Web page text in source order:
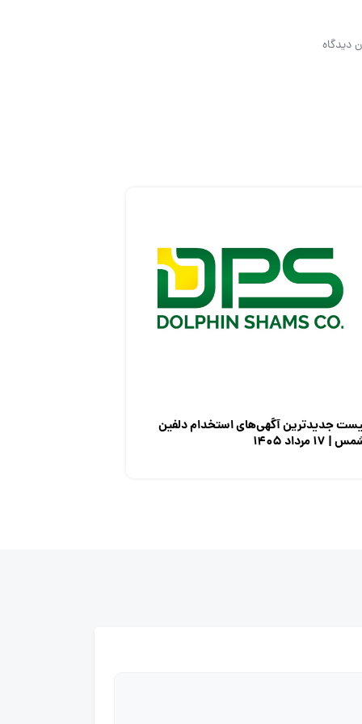
دیدگاه
جدیدترین آگهی‌های استخدام دلفین
| ۱۷ مرداد ۱۴۰۵